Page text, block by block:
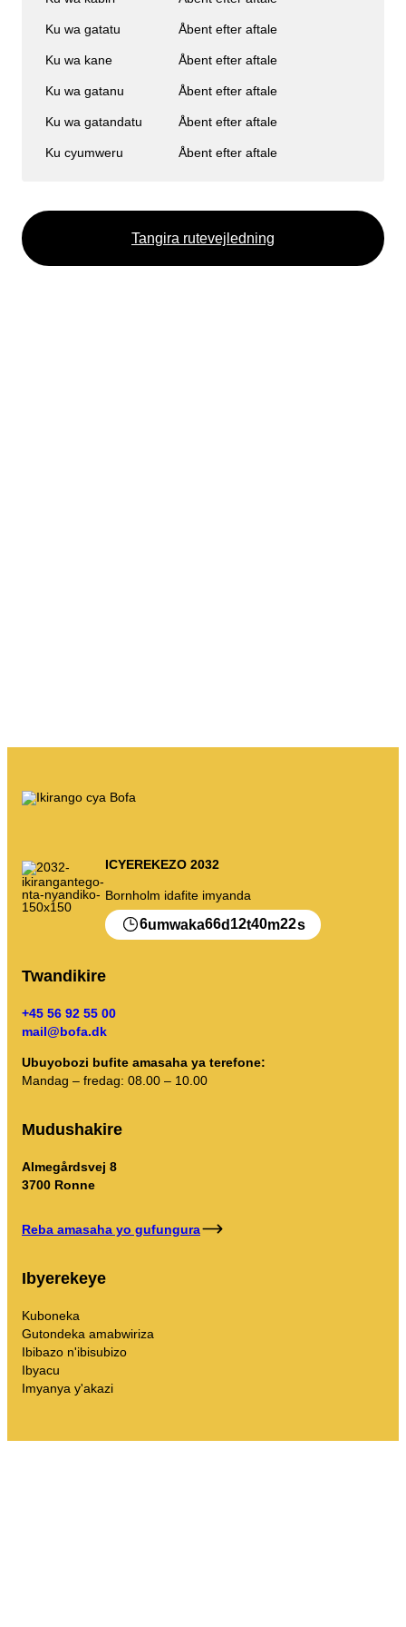
Imyanda yanjye
Imyanda
Gusiba ikirangaminsi nibindi
Ku wa gatatu Åbent efter aftale
Ku wa kane Åbent efter aftale
Ku wa gatanu Åbent efter aftale
Ku wa gatandatu Åbent efter aftale
Ku cyumweru Åbent efter aftale
Tangira rutevejledning
ICYEREKEZO 2032
Bornholm idafite imyanda
6umwaka66d 12t40m22s
Twandikire
+45 56 92 55 00
mail@bofa.dk
Ubuyobozi bufite amasaha ya terefone:
Mandag – fredag: 08.00 – 10.00
Mudushakire
Almegårdsvej 8
3700 Ronne
Reba amasaha yo gufungura
Ibyerekeye
Kuboneka
Gutondeka amabwiriza
Ibibazo n'ibisubizo
Ibyacu
Imyanya y'akazi